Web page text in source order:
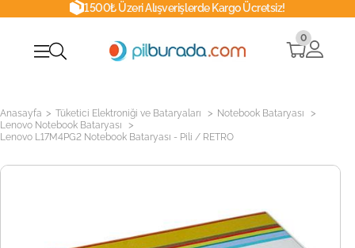
1500₺ Üzeri Alışverişlerde Kargo Ücretsiz!
0
Anasayfa > Tüketici Elektroniği ve Bataryaları > Notebook Bataryası >
Lenovo Notebook Bataryası >
Lenovo L17M4PG2 Notebook Bataryası - Pili / RETRO